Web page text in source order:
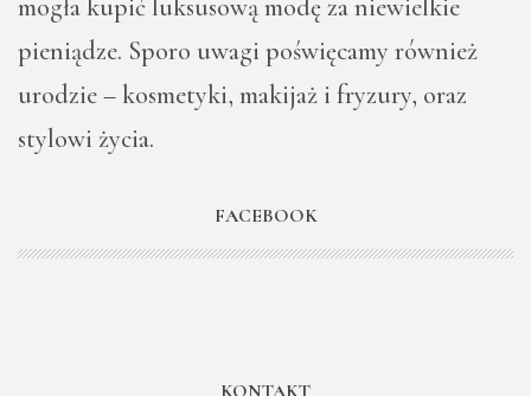
mogła kupić luksusową modę za niewielkie
pieniądze. Sporo uwagi poświęcamy również
urodzie – kosmetyki, makijaż i fryzury, oraz
stylowi życia.
FACEBOOK
KONTAKT